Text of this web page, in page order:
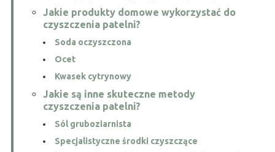
Jakie produkty domowe wykorzystać do
czyszczenia patelni?
Soda oczyszczona
Ocet
Kwasek cytrynowy
Jakie są inne skuteczne metody
czyszczenia patelni?
Sól gruboziarnista
Specjalistyczne środki czyszczące